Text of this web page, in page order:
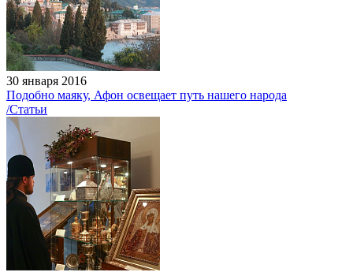
30 января 2016
Подобно маяку, Афон освещает путь нашего народа
/Статьи